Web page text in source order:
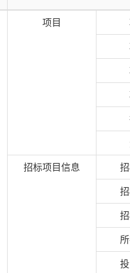
项目
招标项目信息